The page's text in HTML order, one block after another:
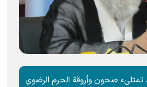
صحون وأروقة الحرم الرضوي